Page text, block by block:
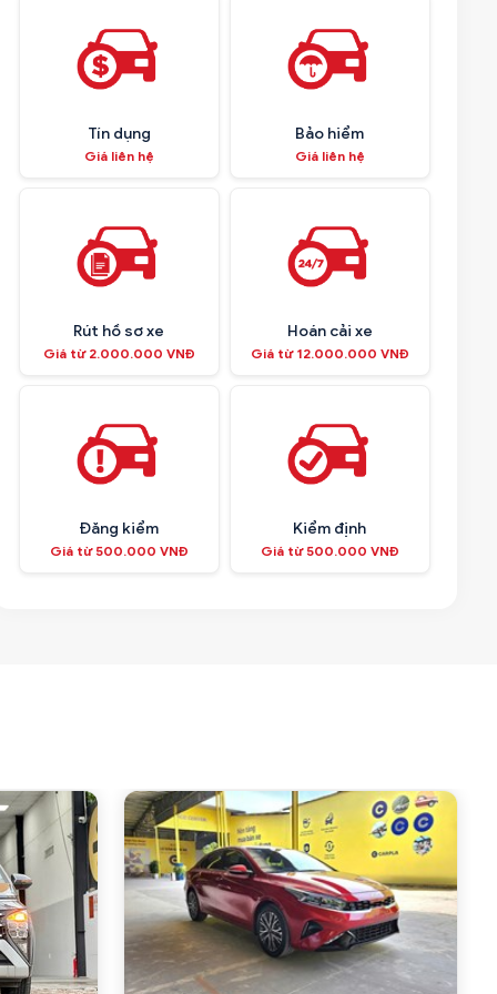
Tín dụng
Giá liên hệ
Bảo hiểm
Giá liên hệ
Rút hồ sơ xe
Giá từ 2.000.000 VNĐ
Hoán cải xe
Giá từ 12.000.000 VNĐ
Đăng kiểm
Giá từ 500.000 VNĐ
Kiểm định
Giá từ 500.000 VNĐ